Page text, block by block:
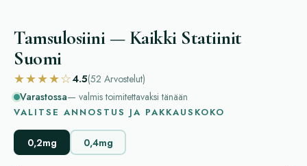
Tamsulosiini — Kaikki Statiinit
Suomi
★★★★☆4.5(52 Arvostelut)
Varastossa— valmis toimitettavaksi tänään
VALITSE ANNOSTUS JA PAKKAUSKOKO
0,2mg 0,4mg